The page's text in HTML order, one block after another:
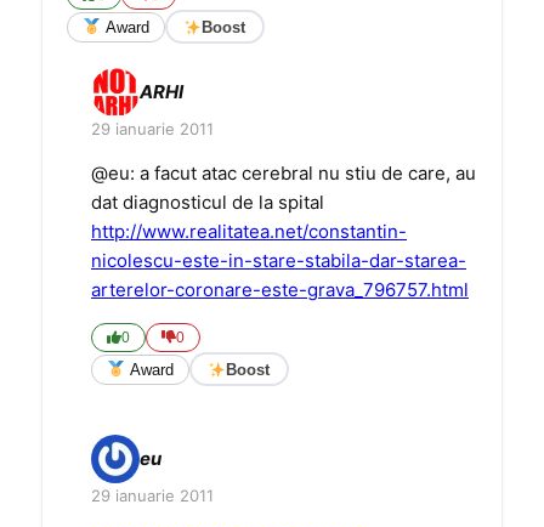
Award Boost
ARHI
29 ianuarie 2011
@eu: a facut atac cerebral nu stiu de care, au
dat diagnosticul de la spital
http://www.realitatea.net/constantin-
nicolescu-este-in-stare-stabila-dar-starea-
arterelor-coronare-este-grava_796757.html
0 0
Award Boost
eu
29 ianuarie 2011